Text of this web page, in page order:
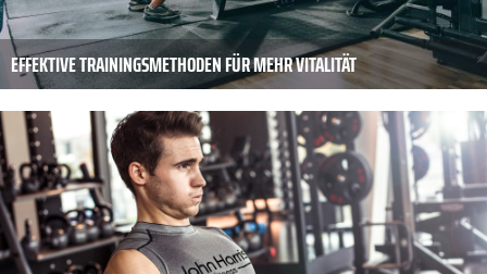
EFFEKTIVE TRAININGSMETHODEN FÜR MEHR VITALITÄT